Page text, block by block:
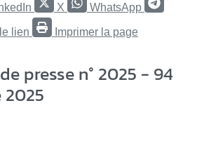
X WhatsApp
lien Imprimer la page
presse n° 2025 - 94